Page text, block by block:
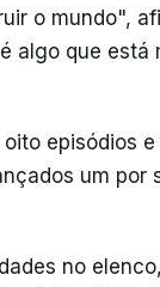
o mundo",
algo que está
episódios
um por
no